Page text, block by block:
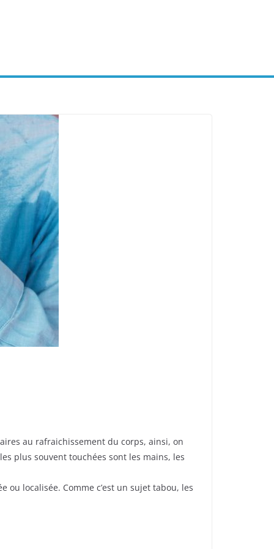
au rafraichissement du corps, ainsi, on
plus souvent touchées sont les mains, les
localisée. Comme c’est un sujet tabou, les